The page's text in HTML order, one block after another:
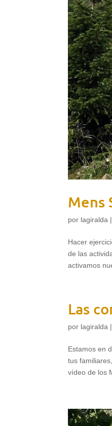
Mens
por lagiralda |
Hacer
de las
activamos
Las
por lagiralda |
Estamos en
tus
vídeo de los